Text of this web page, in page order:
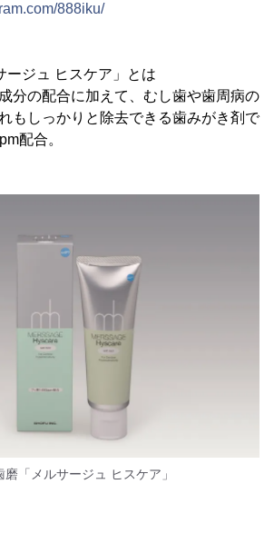
888iku/
ージュ ヒスケア」とは
分の配合に加えて、むし歯や歯周病の
もしっかりと除去できる歯みがき剤で
配合。
磨「メルサージュ ヒスケア」